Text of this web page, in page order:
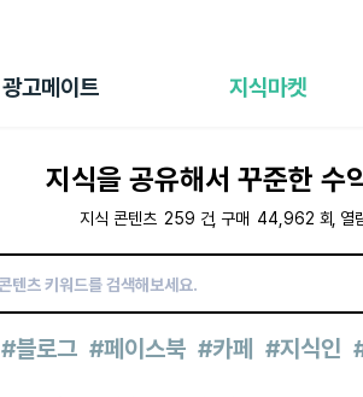
광고메이트 지식마켓
광고리포트
지식을 공유해서 꾸준한 수
지식 콘텐츠 259 건 구매 44,962 회 열
#블로그 #페이스북 #카페 #지식인